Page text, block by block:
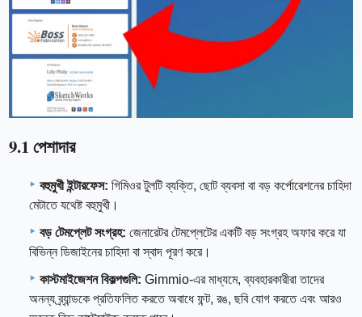
9.1 পেশাদার
বহুমুখী ইন্টারফেস: গিমিওর টুলটি ব্যক্তি, ছোট ব্যবসা বা বড় কর্পোরেশনের চাহিদা
মেটাতে যথেষ্ট বহুমুখী।
বড় টেমপ্লেট সংগ্রহ: জেনারেটর টেমপ্লেটের একটি বড় সংগ্রহ অফার করে যা
বিভিন্ন ডিজাইনের চাহিদা বা স্বাদ পূরণ করে।
কাস্টমাইজেশন বিকল্পগুলি: Gimmio-এর মাধ্যমে, ব্যবহারকারীরা তাদের
অনন্য ব্র্যান্ডকে প্রতিফলিত করতে অবাধে ফন্ট, রঙ, ছবি যোগ করতে এবং আরও